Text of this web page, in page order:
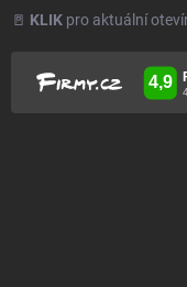
🚪 KLIK pro aktuální